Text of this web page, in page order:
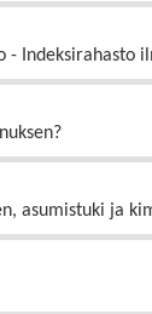
- Indeksirahasto
asumistuki ja